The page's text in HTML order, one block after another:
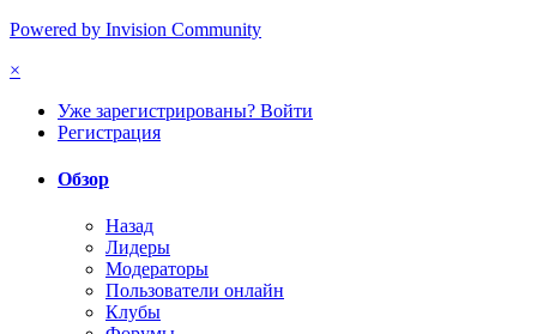
Powered by Invision Community
×
Уже зарегистрированы? Войти
Регистрация
Обзор
Назад
Лидеры
Модераторы
Пользователи онлайн
Клубы